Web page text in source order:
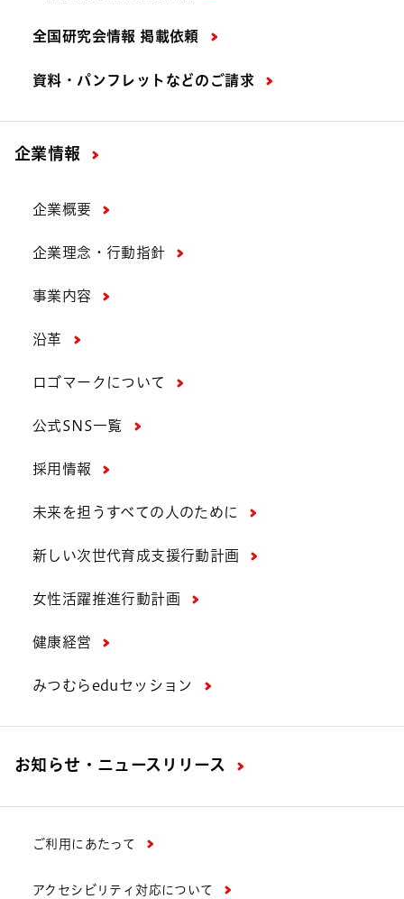
全国研究会情報 掲載依頼
資料・パンフレットなどの ご請求
企業情報
企業概要
企業理念・行動指針
事業内容
沿革
ロゴマークについて
公式SNS一覧
採用情報
未来を担うすべての人のために
新しい次世代育成支援行動計画
女性活躍推進行動計画
健康経営
みつむらeduセッション
お知らせ・ニュースリリース
ご利用にあたって
アクセシビリティ対応について